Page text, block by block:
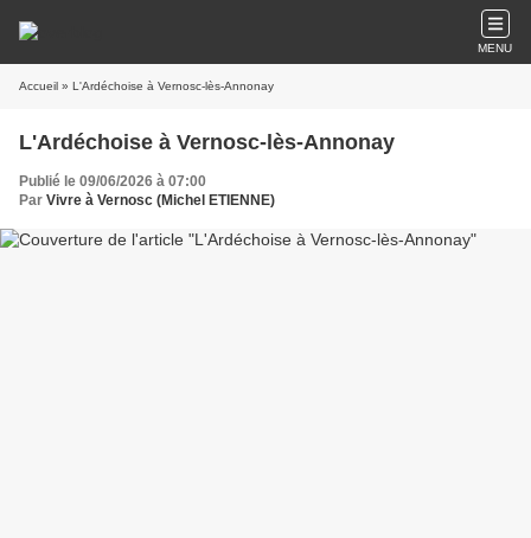
MENU
Accueil » L'Ardéchoise à Vernosc-lès-Annonay
L'Ardéchoise à Vernosc-lès-Annonay
Publié le 09/06/2026 à 07:00
Par Vivre à Vernosc (Michel ETIENNE)